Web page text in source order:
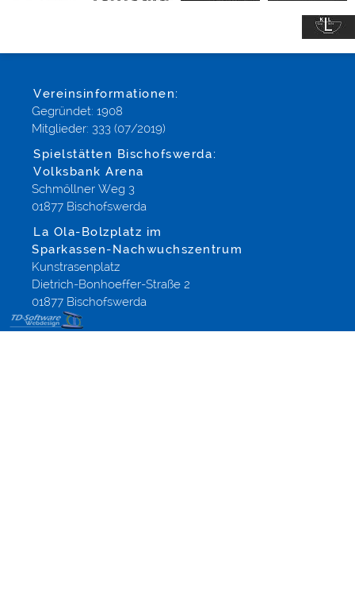
Vereinsinformationen:
Gegründet: 1908
Mitglieder: 333 (07/2019)
Spielstätten Bischofswerda:
Volksbank Arena
Schmöllner Weg 3
01877 Bischofswerda
La Ola-Bolzplatz im
Sparkassen-Nachwuchszentrum
Kunstrasenplatz
Dietrich-Bonhoeffer-Straße 2
01877 Bischofswerda